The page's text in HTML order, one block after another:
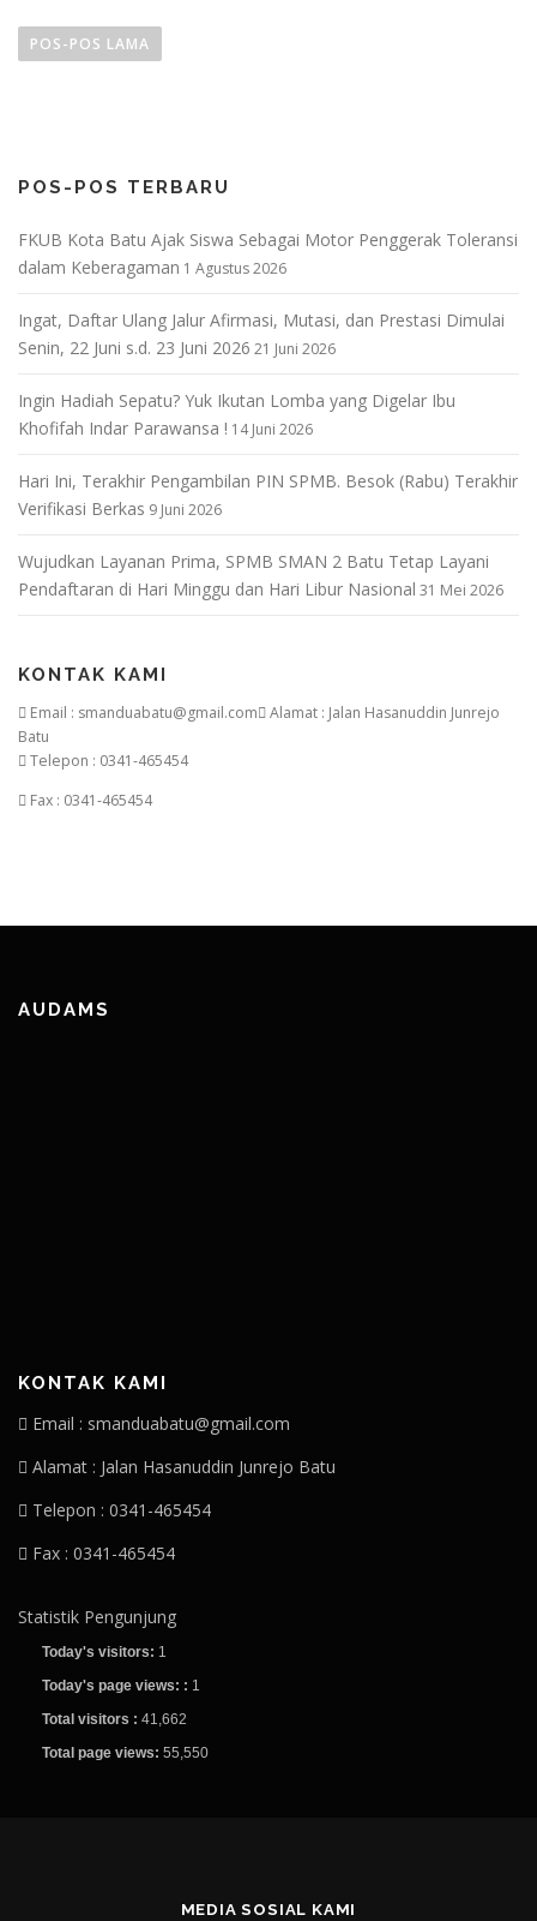
a
s
i
p
s
POS-POS LAMA
POS-POS TERBARU
FKUB Kota Batu Ajak Siswa Sebagai Motor Penggerak Toleransi
dalam Keberagaman 1 Agustus 2026
Ingat, Daftar Ulang Jalur Afirmasi, Mutasi, dan Prestasi Dimulai
Senin, 22 Juni s.d. 23 Juni 2026 21 Juni 2026
Ingin Hadiah Sepatu? Yuk Ikutan Lomba yang Digelar Ibu
Khofifah Indar Parawansa ! 14 Juni 2026
Hari Ini, Terakhir Pengambilan PIN SPMB. Besok (Rabu) Terakhir
Verifikasi Berkas 9 Juni 2026
Wujudkan Layanan Prima, SPMB SMAN 2 Batu Tetap Layani
Pendaftaran di Hari Minggu dan Hari Libur Nasional 31 Mei 2026
KONTAK KAMI
Email : smanduabatu@gmail.com
Alamat : Jalan Hasanuddin Junrejo
Batu
Telepon : 0341-465454
Fax : 0341-465454
AUDAMS
KONTAK KAMI
Email : smanduabatu@gmail.com
Alamat : Jalan Hasanuddin Junrejo Batu
Telepon : 0341-465454
Fax : 0341-465454
Statistik Pengunjung
Today's visitors: 1
Today's page views: : 1
Total visitors : 41,662
Total page views: 55,550
MEDIA SOSIAL KAMI